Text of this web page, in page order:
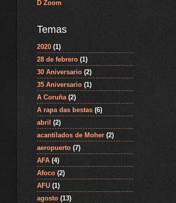
D Zoom
Temas
2020 (1)
28 de febrero (1)
30 Aniversario (2)
35 Aniversario (1)
A Coruña (2)
A rapa das bestas (6)
abril (2)
acantilados de Moher (2)
aeropuerto (7)
AFA (4)
Afoco (2)
AFU (1)
agosto (13)